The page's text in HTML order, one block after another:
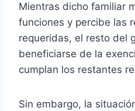
Mientras dicho familiar
funciones y percibe las
requeridas, el resto del
beneficiarse de la
cumplan los restantes
Sin embargo, la